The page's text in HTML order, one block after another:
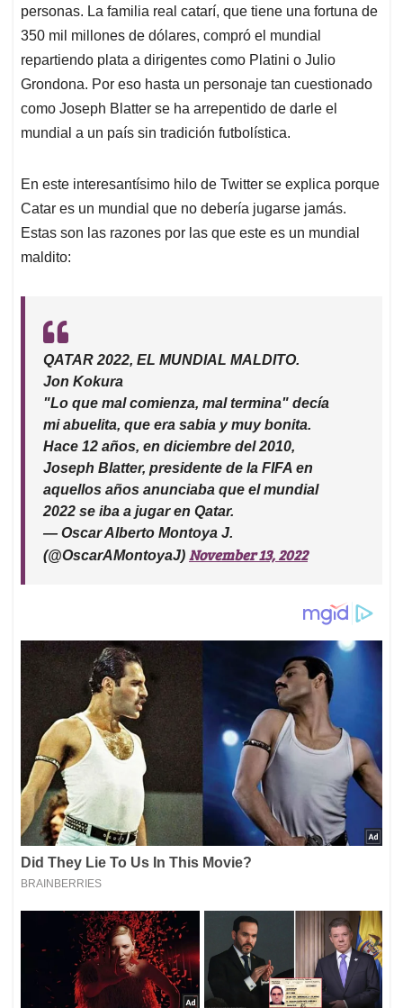
personas. La familia real catarí, que tiene una fortuna de
350 mil millones de dólares, compró el mundial
repartiendo plata a dirigentes como Platini o Julio
Grondona. Por eso hasta un personaje tan cuestionado
como Joseph Blatter se ha arrepentido de darle el
mundial a un país sin tradición futbolística.
En este interesantísimo hilo de Twitter se explica porque
Catar es un mundial que no debería jugarse jamás.
Estas son las razones por las que este es un mundial
maldito:
QATAR 2022, EL MUNDIAL MALDITO.
Jon Kokura
"Lo que mal comienza, mal termina" decía
mi abuelita, que era sabia y muy bonita.
Hace 12 años, en diciembre del 2010,
Joseph Blatter, presidente de la FIFA en
aquellos años anunciaba que el mundial
2022 se iba a jugar en Qatar.
— Oscar Alberto Montoya J.
(@OscarAMontoyaJ) November 13, 2022